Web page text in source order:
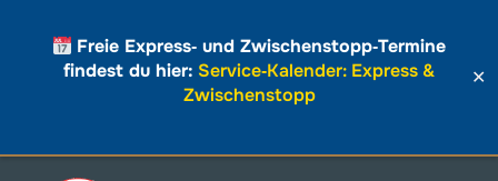
Freie Express‑ und Zwischenstopp‑Termine
findest du hier: Service‑Kalender: Express &
Zwischenstopp
✕